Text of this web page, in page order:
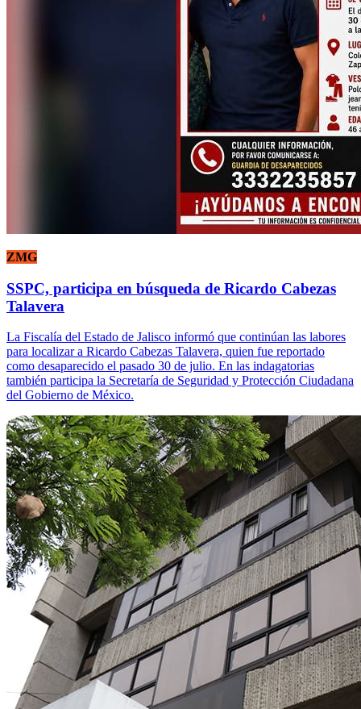
ZMG
SSPC, participa en búsqueda de Ricardo Cabezas
Talavera
La Fiscalía del Estado de Jalisco informó que continúan las labores
para localizar a Ricardo Cabezas Talavera, quien fue reportado
como desaparecido el pasado 30 de julio. En las indagatorias
también participa la Secretaría de Seguridad y Protección Ciudadana
del Gobierno de México.